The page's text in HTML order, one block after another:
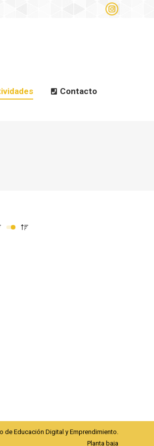
Instagram
Contacto
de Educación Digital y Emprendimiento.
Planta baja